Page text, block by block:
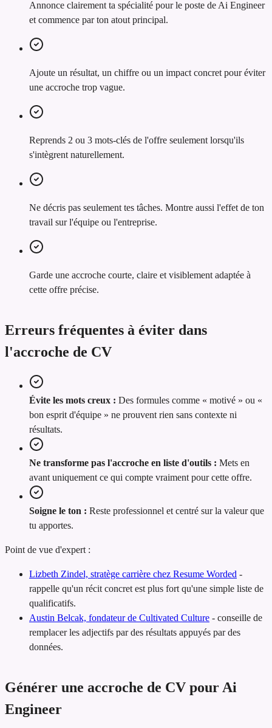
Annonce clairement ta spécialité pour le poste de Ai Engineer
et commence par ton atout principal.
Ajoute un résultat, un chiffre ou un impact concret pour éviter
une accroche trop vague.
Reprends 2 ou 3 mots-clés de l'offre seulement lorsqu'ils
s'intègrent naturellement.
Ne décris pas seulement tes tâches. Montre aussi l'effet de ton
travail sur l'équipe ou l'entreprise.
Garde une accroche courte, claire et visiblement adaptée à
cette offre précise.
Erreurs fréquentes à éviter dans
l'accroche de CV
Évite les mots creux : Des formules comme « motivé » ou «
bon esprit d'équipe » ne prouvent rien sans contexte ni
résultats.
Ne transforme pas l'accroche en liste d'outils : Mets en
avant uniquement ce qui compte vraiment pour cette offre.
Soigne le ton : Reste professionnel et centré sur la valeur que
tu apportes.
Point de vue d'expert :
Lizbeth Zindel, stratège carrière chez Resume Worded -
rappelle qu'un récit concret est plus fort qu'une simple liste de
qualificatifs.
Austin Belcak, fondateur de Cultivated Culture - conseille de
remplacer les adjectifs par des résultats appuyés par des
données.
Générer une accroche de CV pour Ai
Engineer